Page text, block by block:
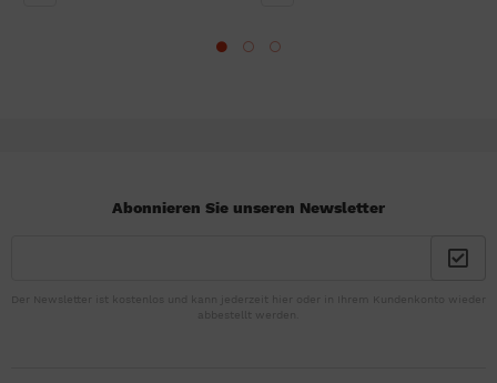
Abonnieren Sie unseren Newsletter
Der Newsletter ist kostenlos und kann jederzeit hier oder in Ihrem Kundenkonto wieder
abbestellt werden.